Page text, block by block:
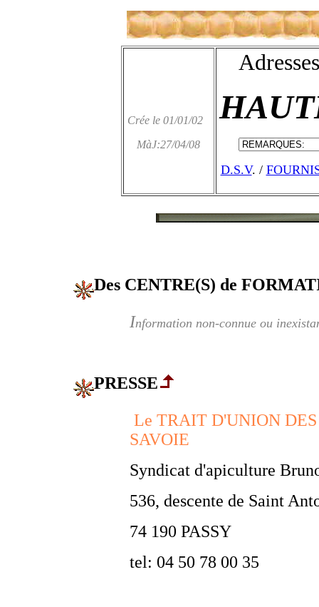
Crée le 01/01/02
MàJ:27/04/08
D.S.V. /
Des CENTRE(S) de
Information non-connue ou
PRESSE
Le TRAIT D'UNION
SAVOIE
Syndicat d'apiculture
536, descente de Saint
74 190 PASSY
tel: 04 50 78 00 35